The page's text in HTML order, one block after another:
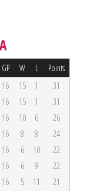
GP W L Points
16 15 1
31
16 15 1
31
16 10 6
26
16 8 8
24
16 6 10
22
16 6 9
22
16 5 11
21